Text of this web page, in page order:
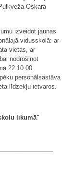
Oskara
izveidot jaunas
vidusskolā: ar
vietas, ar
nodrošinot
22.10.00
personālsastāva
līdzekļu ietvaros.
likumā"